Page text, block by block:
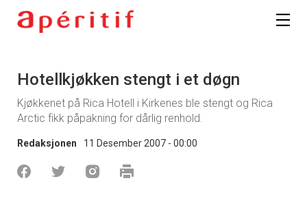
Hotellkjøkken stengt i et døgn
Kjøkkenet på Rica Hotell i Kirkenes ble stengt og Rica
Arctic fikk påpakning for dårlig renhold.
Redaksjonen 11 Desember 2007 - 00:00